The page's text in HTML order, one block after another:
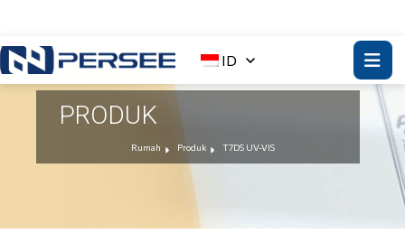
ID
PRODUK
Rumah Produk T7DS UV-VIS